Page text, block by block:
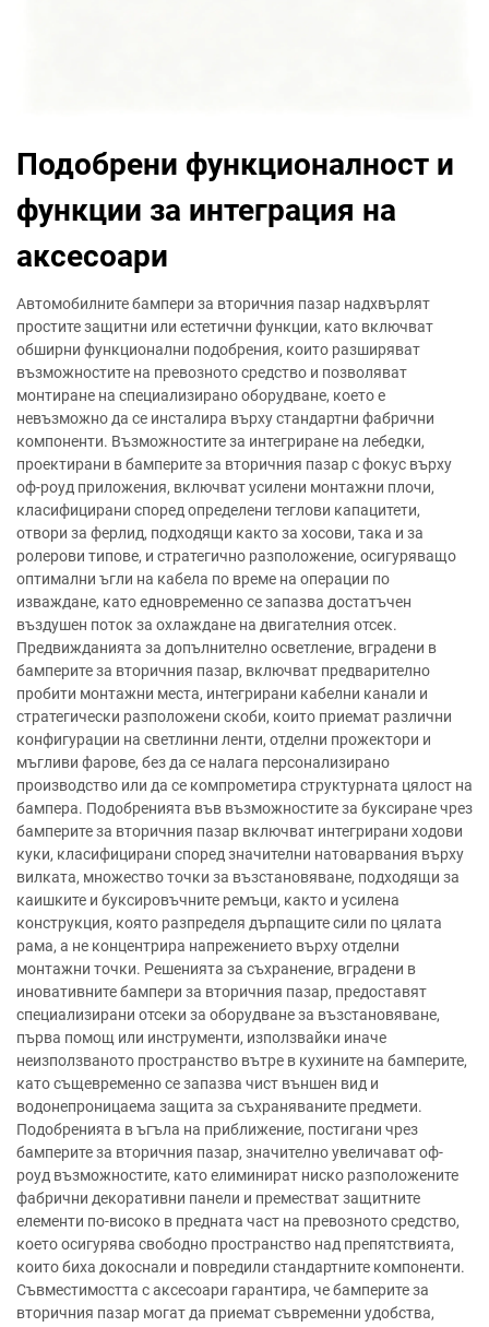
Подобрени функционалност и
функции за интеграция на
аксесоари
Автомобилните бампери за вторичния пазар надхвърлят
простите защитни или естетични функции, като включват
обширни функционални подобрения, които разширяват
възможностите на превозното средство и позволяват
монтиране на специализирано оборудване, което е
невъзможно да се инсталира върху стандартни фабрични
компоненти. Възможностите за интегриране на лебедки,
проектирани в бамперите за вторичния пазар с фокус върху
оф-роуд приложения, включват усилени монтажни плочи,
класифицирани според определени теглови капацитети,
отвори за ферлид, подходящи както за хосови, така и за
ролерови типове, и стратегично разположение, осигуряващо
оптимални ъгли на кабела по време на операции по
изваждане, като едновременно се запазва достатъчен
въздушен поток за охлаждане на двигателния отсек.
Предвижданията за допълнително осветление, вградени в
бамперите за вторичния пазар, включват предварително
пробити монтажни места, интегрирани кабелни канали и
стратегически разположени скоби, които приемат различни
конфигурации на светлинни ленти, отделни прожектори и
мъгливи фарове, без да се налага персонализирано
производство или да се компрометира структурната цялост на
бампера. Подобренията във възможностите за буксиране чрез
бамперите за вторичния пазар включват интегрирани ходови
куки, класифицирани според значителни натоварвания върху
вилката, множество точки за възстановяване, подходящи за
каишките и буксировъчните ремъци, както и усилена
конструкция, която разпределя дърпащите сили по цялата
рама, а не концентрира напрежението върху отделни
монтажни точки. Решенията за съхранение, вградени в
иновативните бампери за вторичния пазар, предоставят
специализирани отсеки за оборудване за възстановяване,
първа помощ или инструменти, използвайки иначе
неизползваното пространство вътре в кухините на бамперите,
като същевременно се запазва чист външен вид и
водонепроницаема защита за съхраняваните предмети.
Подобренията в ъгъла на приближение, постигани чрез
бамперите за вторичния пазар, значително увеличават оф-
роуд възможностите, като елиминират ниско разположените
фабрични декоративни панели и преместват защитните
елементи по-високо в предната част на превозното средство,
което осигурява свободно пространство над препятствията,
които биха докоснали и повредили стандартните компоненти.
Съвместимостта с аксесоари гарантира, че бамперите за
вторичния пазар могат да приемат съвременни удобства,